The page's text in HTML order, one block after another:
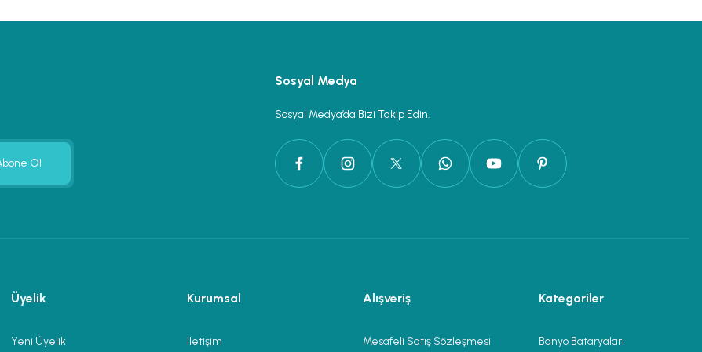
Ol
Sosyal Medya
Sosyal Medya’da Bizi Takip Edin.
Üyelik
Yeni Üyelik
Kurumsal
İletişim
Alışveriş
Mesafeli Satış Sözleşmesi
Kategoriler
Banyo Bataryaları